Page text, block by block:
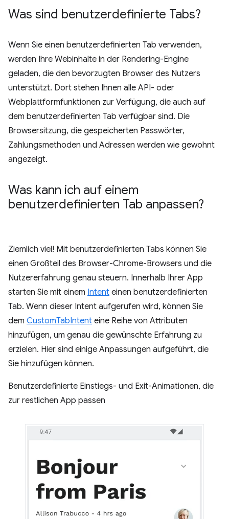
Was sind benutzerdefinierte Tabs?
Wenn Sie einen benutzerdefinierten Tab verwenden,
werden Ihre Webinhalte in der Rendering-Engine
geladen, die den bevorzugten Browser des Nutzers
unterstützt. Dort stehen Ihnen alle API- oder
Webplattformfunktionen zur Verfügung, die auch auf
dem benutzerdefinierten Tab verfügbar sind. Die
Browsersitzung, die gespeicherten Passwörter,
Zahlungsmethoden und Adressen werden wie gewohnt
angezeigt.
Was kann ich auf einem
benutzerdefinierten Tab anpassen?
Ziemlich viel! Mit benutzerdefinierten Tabs können Sie
einen Großteil des Browser-Chrome-Browsers und die
Nutzererfahrung genau steuern. Innerhalb Ihrer App
starten Sie mit einem Intent einen benutzerdefinierten
Tab. Wenn dieser Intent aufgerufen wird, können Sie
dem CustomTabIntent eine Reihe von Attributen
hinzufügen, um genau die gewünschte Erfahrung zu
erzielen. Hier sind einige Anpassungen aufgeführt, die
Sie hinzufügen können.
Benutzerdefinierte Einstiegs- und Exit-Animationen, die
zur restlichen App passen